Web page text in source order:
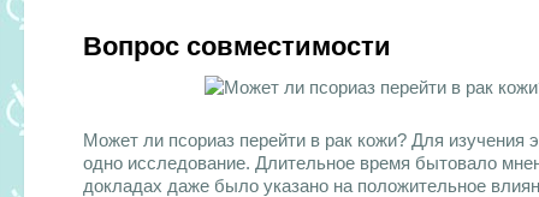
Вопрос совместимости
Может ли псориаз перейти в рак кожи? Для изучения
одно исследование. Длительное время бытовало
докладах даже было указано на положительное